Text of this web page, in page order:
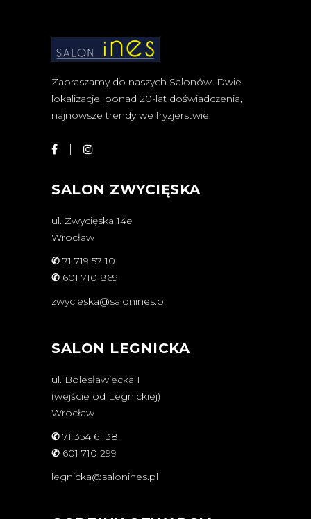
Zapraszamy do naszych Salonów. Dwie
lokalizacje, ponad 20-lat doświadczenia,
najnowsze trendy we fryzjerstwie.
SALON ZWYCIĘSKA
ul. Zwycięska 14e
Wrocław
✆ 71 719 57 10
✆ 601 710 869
zwycieska@salonines.pl
SALON LEGNICKA
ul. Bolesławiecka 1
(wejście od Legnickiej)
Wrocław
✆ 71 354 61 38
✆ 601 710 299
legnicka@salonines.pl